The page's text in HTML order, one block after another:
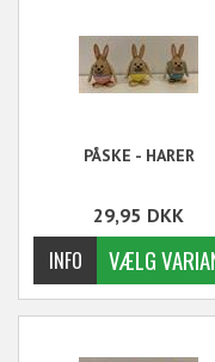
PÅSKE - HARER
29,95 DKK